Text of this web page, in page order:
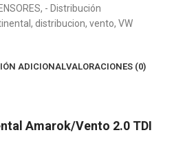
, - Distribución
, distribucion, vento, VW
ADICIONALVALORACIONES (0)
Amarok/Vento 2.0 TDI